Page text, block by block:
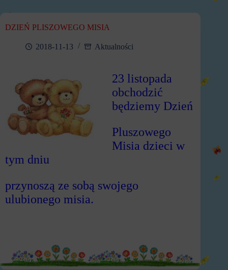
DZIEŃ PLISZOWEGO MISIA
2018-11-13 Aktualności
23 listopada
obchodzić
będziemy Dzień
Pluszowego
Misia dzieci w
tym dniu
przynoszą ze sobą swojego
ulubionego misia.